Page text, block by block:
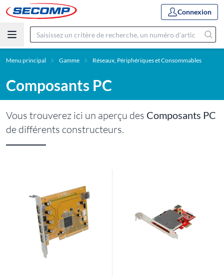
Connexion
Menu principal Gamme Réseaux, Périphériques et Consommables
Composants PC
Vous trouverez ici un aperçu des Composants PC
de différents constructeurs.